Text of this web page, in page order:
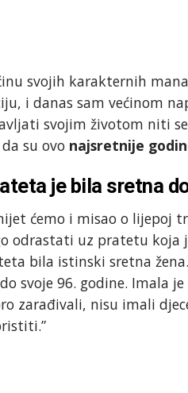
svojih karakternih
i danas sam većinom
svojim životom niti
su ovo najsretnije
je bila sretna
ćemo i misao o lijepoj
odrastati uz pratetu koja
bila istinski sretna
svoje 96. godine. Imala
zarađivali, nisu imali